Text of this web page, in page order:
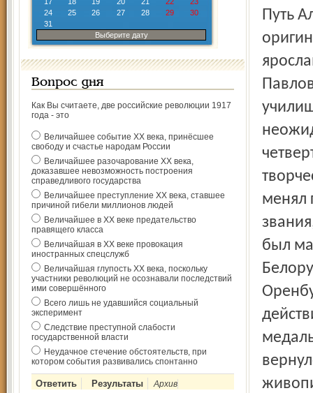
24
25 26 27 28 29
30
31
Выберите дату
Вопрос дня
Как Вы считаете, две российские революции 1917
года - это
Величайшее событие ХХ века, принёсшее
свободу и счастье народам России
Величайшее разочарование ХХ века,
доказавшее невозможность построения
справедливого государства
Величайшее преступление ХХ века, ставшее
причиной гибели миллионов людей
Величайшее в ХХ веке предательство
правящего класса
Величайшая в ХХ веке провокация
иностранных спецслужб
Величайшая глупость ХХ века, поскольку
участники революций не осознавали последствий
ими совершённого
Всего лишь не удавшийся социальный
эксперимент
Следствие преступной слабости
государственной власти
Неудачное стечение обстоятельств, при
котором события развивались спонтанно
Архив
Путь
менял
был